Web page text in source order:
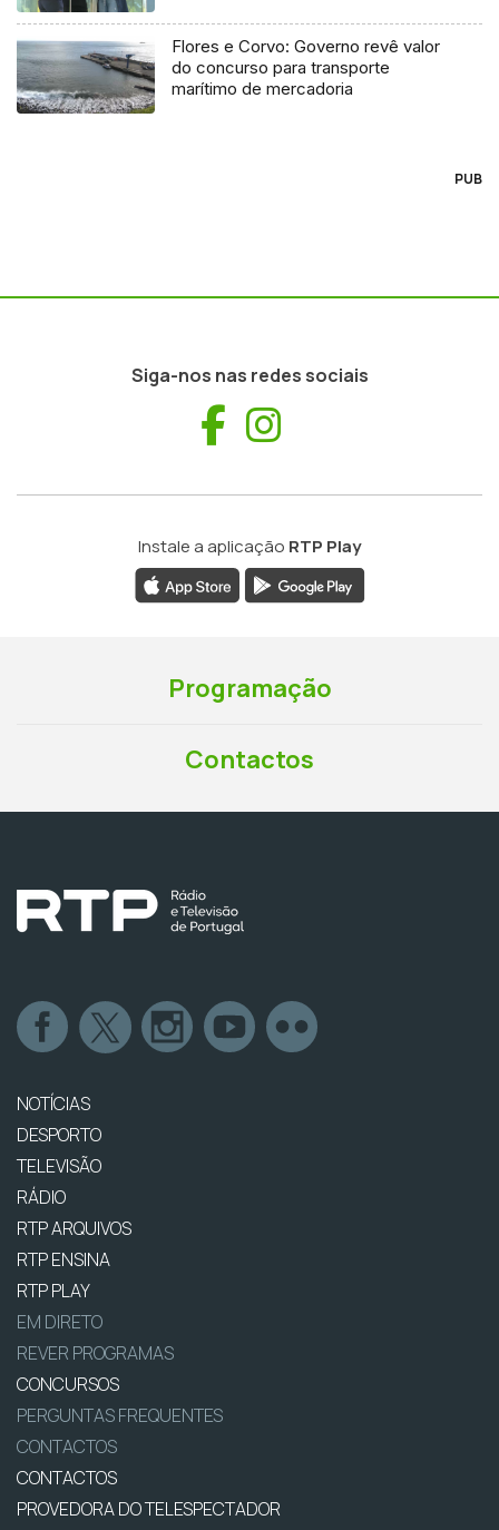
Flores e Corvo: Governo revê valor
do concurso para transporte
marítimo de mercadoria
PUB
Siga-nos nas redes sociais
Facebook
Instale a aplicação RTP Play
Programação
Contactos
NOTÍCIAS
DESPORTO
TELEVISÃO
RÁDIO
RTP ARQUIVOS
RTP ENSINA
RTP PLAY
EM DIRETO
REVER PROGRAMAS
CONCURSOS
PERGUNTAS FREQUENTES
CONTACTOS
CONTACTOS
PROVEDORA DO TELESPECTADOR